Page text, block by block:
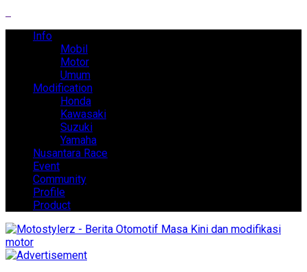
Info
Mobil
Motor
Umum
Modification
Honda
Kawasaki
Suzuki
Yamaha
Nusantara Race
Event
Community
Profile
Product